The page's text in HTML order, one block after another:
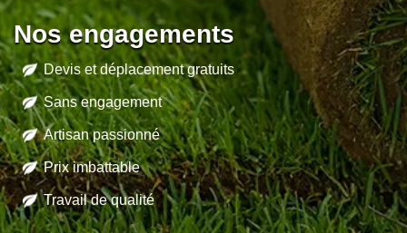
Nos engagements
Devis et déplacement gratuits
Sans engagement
Artisan passionné
Prix imbattable
Travail de qualité